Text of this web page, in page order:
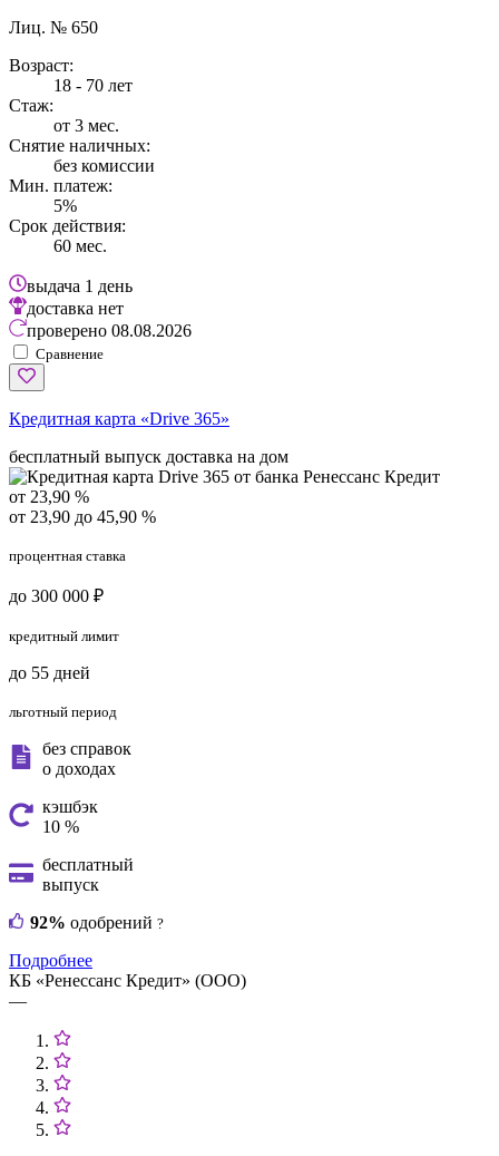
Лиц. № 650
Возраст:
18 - 70 лет
Стаж:
от 3 мес.
Снятие наличных:
без комиссии
Мин. платеж:
5%
Срок действия:
60 мес.
выдача 1 день
доставка нет
проверено 08.08.2026
Сравнение
Кредитная карта «Drive 365»
бесплатный выпуск доставка на дом
от 23,90 %
от 23,90 до 45,90 %
процентная ставка
до 300 000 ₽
кредитный лимит
до 55 дней
льготный период
без справок
о доходах
кэшбэк
10 %
бесплатный
выпуск
92% одобрений ?
Подробнее
КБ «Ренессанс Кредит» (ООО)
—